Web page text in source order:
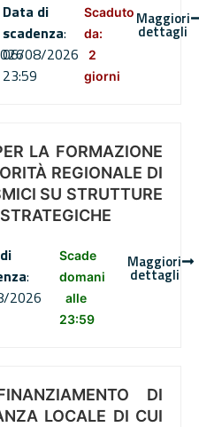
Data di
scadenza:
06/08/2026
23:59
Scaduto
da:
2
giorni
Maggiori
dettagli
LA FORMAZIONE
REGIONALE DI
SU STRUTTURE
:
2026
Scade
domani
alle
23:59
Maggiori
dettagli
DI
LOCALE DI CUI